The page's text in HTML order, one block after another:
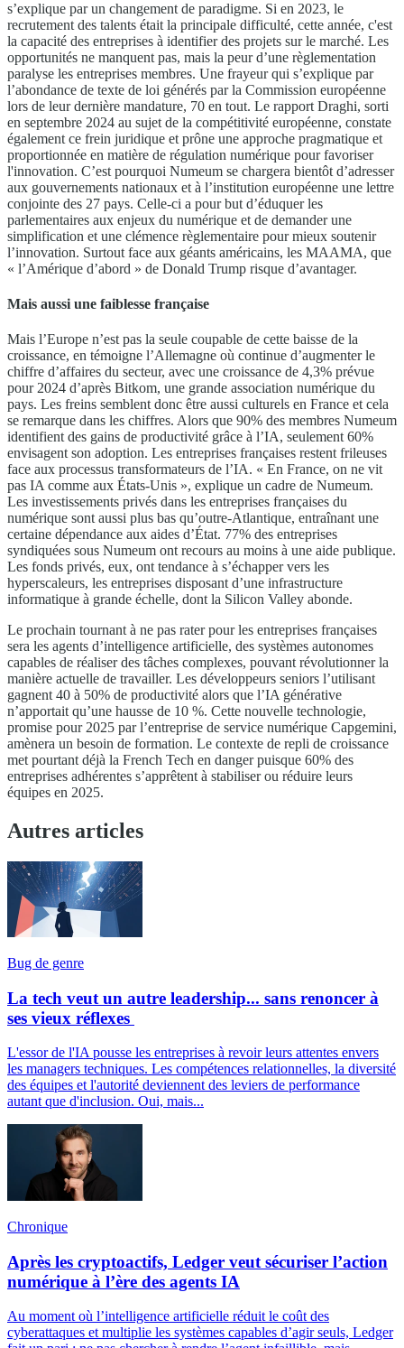
s’explique par un changement de paradigme. Si en 2023, le
recrutement des talents était la principale difficulté, cette année, c'est
la capacité des entreprises à identifier des projets sur le marché. Les
opportunités ne manquent pas, mais la peur d’une règlementation
paralyse les entreprises membres. Une frayeur qui s’explique par
l’abondance de texte de loi générés par la Commission européenne
lors de leur dernière mandature, 70 en tout. Le rapport Draghi, sorti
en septembre 2024 au sujet de la compétitivité européenne, constate
également ce frein juridique et prône une approche pragmatique et
proportionnée en matière de régulation numérique pour favoriser
l'innovation. C’est pourquoi Numeum se chargera bientôt d’adresser
aux gouvernements nationaux et à l’institution européenne une lettre
conjointe des 27 pays. Celle-ci a pour but d’éduquer les
parlementaires aux enjeux du numérique et de demander une
simplification et une clémence règlementaire pour mieux soutenir
l’innovation. Surtout face aux géants américains, les MAAMA, que
« l’Amérique d’abord » de Donald Trump risque d’avantager.
Mais aussi une faiblesse française
Mais l’Europe n’est pas la seule coupable de cette baisse de la
croissance, en témoigne l’Allemagne où continue d’augmenter le
chiffre d’affaires du secteur, avec une croissance de 4,3% prévue
pour 2024 d’après Bitkom, une grande association numérique du
pays. Les freins semblent donc être aussi culturels en France et cela
se remarque dans les chiffres. Alors que 90% des membres Numeum
identifient des gains de productivité grâce à l’IA, seulement 60%
envisagent son adoption. Les entreprises françaises restent frileuses
face aux processus transformateurs de l’IA. « En France, on ne vit
pas IA comme aux États-Unis », explique un cadre de Numeum.
Les investissements privés dans les entreprises françaises du
numérique sont aussi plus bas qu’outre-Atlantique, entraînant une
certaine dépendance aux aides d’État. 77% des entreprises
syndiquées sous Numeum ont recours au moins à une aide publique.
Les fonds privés, eux, ont tendance à s’échapper vers les
hyperscaleurs, les entreprises disposant d’une infrastructure
informatique à grande échelle, dont la Silicon Valley abonde.
Le prochain tournant à ne pas rater pour les entreprises françaises
sera les agents d’intelligence artificielle, des systèmes autonomes
capables de réaliser des tâches complexes, pouvant révolutionner la
manière actuelle de travailler. Les développeurs seniors l’utilisant
gagnent 40 à 50% de productivité alors que l’IA générative
n’apportait qu’une hausse de 10 %. Cette nouvelle technologie,
promise pour 2025 par l’entreprise de service numérique Capgemini,
amènera un besoin de formation. Le contexte de repli de croissance
met pourtant déjà la French Tech en danger puisque 60% des
entreprises adhérentes s’apprêtent à stabiliser ou réduire leurs
équipes en 2025.
Autres articles
Bug de genre
La tech veut un autre leadership... sans renoncer à
ses vieux réflexes
L'essor de l'IA pousse les entreprises à revoir leurs attentes envers
les managers techniques. Les compétences relationnelles, la diversité
des équipes et l'autorité deviennent des leviers de performance
autant que d'inclusion. Oui, mais...
Chronique
Après les cryptoactifs, Ledger veut sécuriser l’action
numérique à l’ère des agents IA
Au moment où l’intelligence artificielle réduit le coût des
cyberattaques et multiplie les systèmes capables d’agir seuls, Ledger